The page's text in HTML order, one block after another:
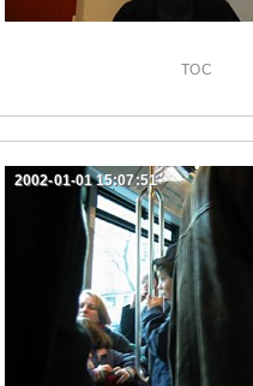
TOC
2002-01-01 15:07:51